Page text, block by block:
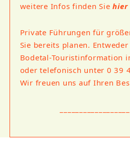
weitere Infos finden Siehier
Private Führungen für
Sie bereits planen.
Bodetal-Touristinformation
oder telefonisch unter 0 39
Wir freuen uns auf Ihren